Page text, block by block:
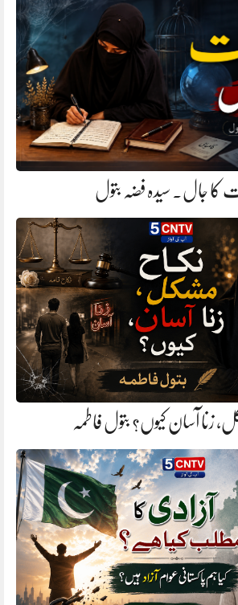
کا جال. سیدہ فضہ بتول
زنا آسان کیوں؟ بتول فاطمہ